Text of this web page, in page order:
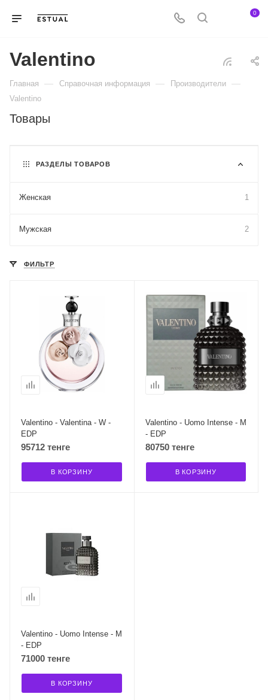
0
Valentino
Главная — Справочная информация — Производители —
Valentino
Товары
РАЗДЕЛЫ ТОВАРОВ
Женская 1
Мужская 2
ФИЛЬТР
Valentino - Valentina - W -
EDP
95712 тенге
В КОРЗИНУ
Valentino - Uomo Intense - M
- EDP
80750 тенге
В КОРЗИНУ
Valentino - Uomo Intense - M
- EDP
71000 тенге
В КОРЗИНУ